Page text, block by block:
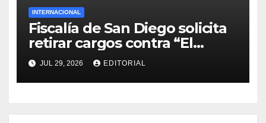
INTERNACIONAL
Fiscalía de San Diego solicita
retirar cargos contra “El
Mayo” Zambada tras ser
condenado en Nueva York
JUL 29, 2026 EDITORIAL